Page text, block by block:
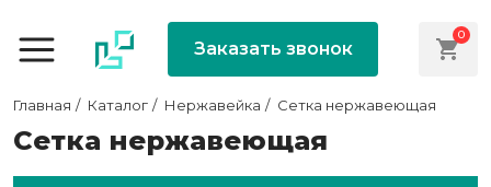
Заказать звонок
0
Главная Каталог Нержавейка Сетка нержавеющая
Сетка нержавеющая